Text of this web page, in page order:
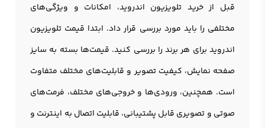
قبل از خرید تلویزیون اندروید، امکانات و ویژگی‌های
مختلفی را باید مورد بررسی قرار داد. ابتدا قیمت تلویزیون
اندروید برای هر برند را بررسی کنید. قیمت‌ها بسته به سایز
صفحه نمایش، کیفیت تصویر و قابلیت‌های مختلف متفاوت
است. همچنین، ورودی‌ها و خروجی‌های مختلف، فرمت‌های
صوتی و تصویری قابل پشتیبانی، قابلیت اتصال به اینترنت و